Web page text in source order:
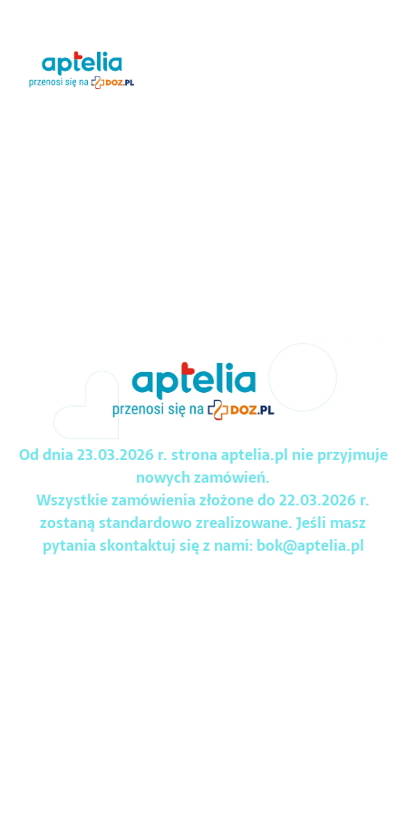
Od dnia 23.03.2026 r. strona aptelia.pl nie przyjmuje
nowych zamówień.
Wszystkie zamówienia złożone do 22.03.2026 r.
zostaną standardowo zrealizowane. Jeśli masz
pytania skontaktuj się z nami:bok@aptelia.pl